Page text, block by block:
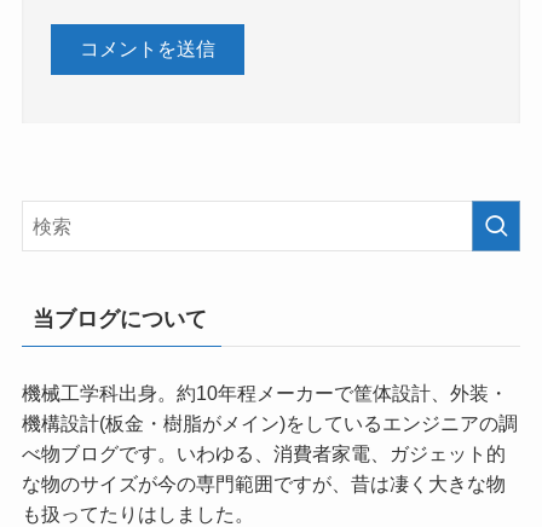
当ブログについて
機械工学科出身。約10年程メーカーで筐体設計、外装・
機構設計(板金・樹脂がメイン)をしているエンジニアの調
べ物ブログです。いわゆる、消費者家電、ガジェット的
な物のサイズが今の専門範囲ですが、昔は凄く大きな物
も扱ってたりはしました。